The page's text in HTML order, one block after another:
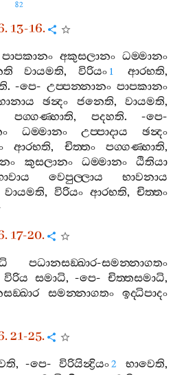
82
13-16.
පාපකානං අකුසලානං ධම‍්මානං
වායමති,විරියං 1 ආරභති,
. -පෙ-උප‍්පන‍්නානං පාපකානං
ඡන්‍දං ජනෙති,වායමති,
පග‍්ගණ‍්හාති, පදහති. -පෙ-
ධම‍්මානං උප‍්පාදාය
ඡන්‍දං
ආරභති, චිත‍්තං පග‍්ගණ‍්හාති,
කුසලානං ධම‍්මානං
ඨිතියා
වෙපුල‍්ලාය
භාවනාය
වායමති, විරියං ආරභති,චිත‍්තං
17-20.
පධානසඞ‍්ඛාර-සමන‍්නාගතං
විරිය සමාධි, -පෙ-චිත‍්තසමාධි,
සමන‍්නාගතං
ඉද‍්ධිපාදං
21-25.
, -පෙ- විරියින්‍ද්‍රියං2 භාවෙති,